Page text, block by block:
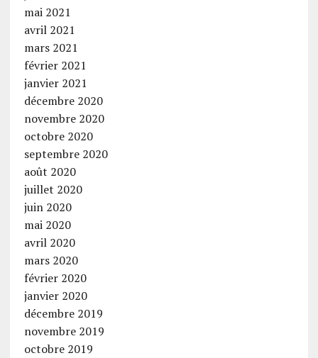
mai 2021
avril 2021
mars 2021
février 2021
janvier 2021
décembre 2020
novembre 2020
octobre 2020
septembre 2020
août 2020
juillet 2020
juin 2020
mai 2020
avril 2020
mars 2020
février 2020
janvier 2020
décembre 2019
novembre 2019
octobre 2019